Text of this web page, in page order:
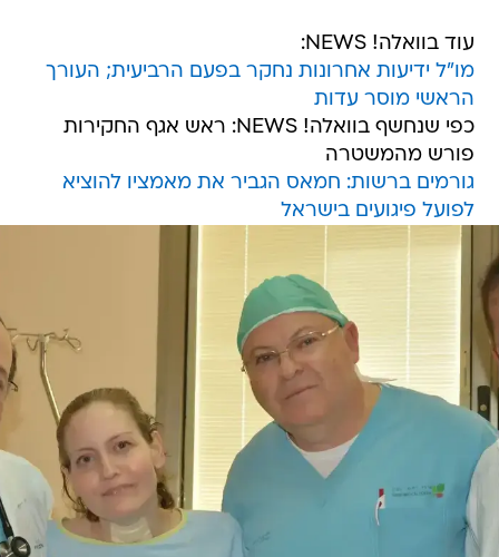
עוד בוואלה! NEWS:
מו"ל ידיעות אחרונות נחקר בפעם הרביעית; העורך
הראשי מוסר עדות
כפי שנחשף בוואלה! NEWS: ראש אגף החקירות
פורש מהמשטרה
גורמים ברשות: חמאס הגביר את מאמציו להוציא
לפועל פיגועים בישראל